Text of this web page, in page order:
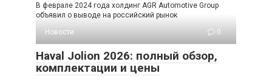
В феврале 2024 года холдинг AGR Automotive Group
объявил о выводе на российский рынок
Новости
0
Haval Jolion 2026: полный обзор,
комплектации и цены